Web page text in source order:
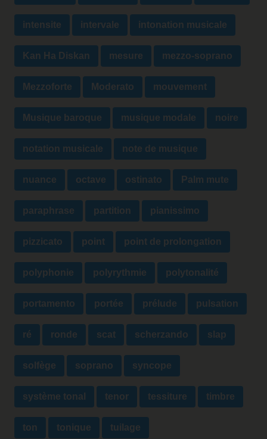
intensite intervale intonation musicale
Kan Ha Diskan mesure mezzo-soprano
Mezzoforte Moderato mouvement
Musique baroque musique modale noire
notation musicale note de musique
nuance octave ostinato Palm mute
paraphrase partition pianissimo
pizzicato point point de prolongation
polyphonie polyrythmie polytonalité
portamento portée prélude pulsation
ré ronde scat scherzando slap
solfège soprano syncope
système tonal tenor tessiture timbre
ton tonique tuilage